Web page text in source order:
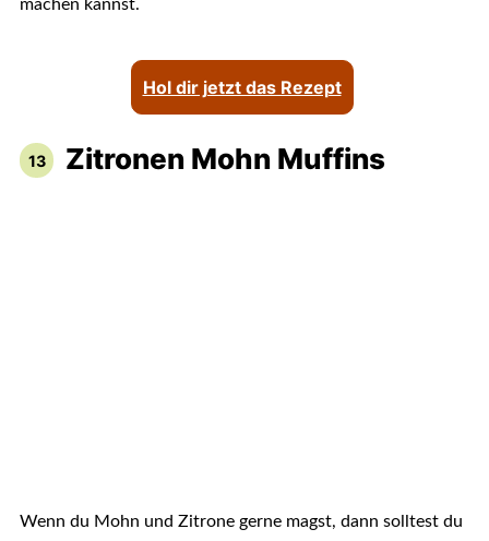
machen kannst.
Hol dir jetzt das Rezept
Zitronen Mohn Muffins
Wenn du Mohn und Zitrone gerne magst, dann solltest du